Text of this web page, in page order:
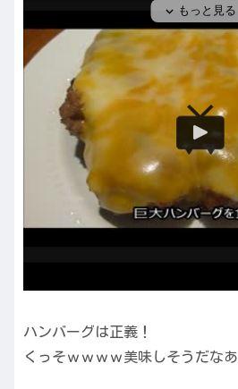
ハンバーグは正義！
くっそｗｗｗｗ美味しそうだな